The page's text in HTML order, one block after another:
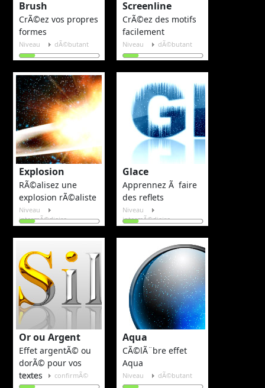
Niveau dÃ©butant
Brush
CrÃ©ez vos propres
formes
Niveau dÃ©butant
Screenline
CrÃ©ez des motifs
facilement
Niveau
intermÃ©diaire
Explosion
RÃ©alisez une
explosion rÃ©aliste
Niveau
intermÃ©diaire
Glace
Apprennez Ã faire
des reflets
Niveau confirmÃ©
Or ou Argent
Effet argentÃ© ou
dorÃ© pour vos
textes
Niveau dÃ©butant
Aqua
CÃ©lÃ¨bre effet
Aqua